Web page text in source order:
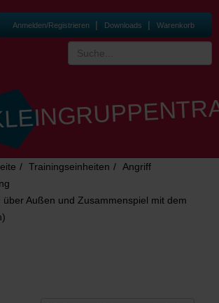
Anmelden/Registrieren | Downloads | Warenkorb
Trainingseinheiten
Angriff
über Außen und Zusammenspiel mit dem